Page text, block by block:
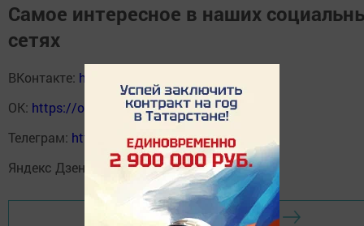
Самое интересное в наших
сетях
ВКонтакте: https://vk.com/svetliput
ОК: https://ok.ru/profile/590414664980
Телеграм: https://t.me/yakti_ul
Яндекс Дзен:
https://dzen.ru/svetliput
Перейти на страницу новости